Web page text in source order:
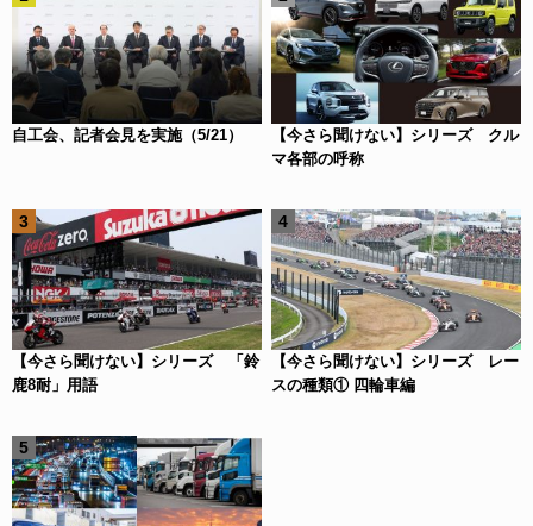
自工会、記者会見を実施（5/21）
【今さら聞けない】シリーズ クル
マ各部の呼称
【今さら聞けない】シリーズ 「鈴
鹿8耐」用語
【今さら聞けない】シリーズ レー
スの種類① 四輪車編